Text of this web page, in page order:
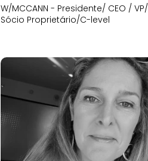
W/MCCANN - Presidente/ CEO / VP/
Sócio Proprietário/C-level